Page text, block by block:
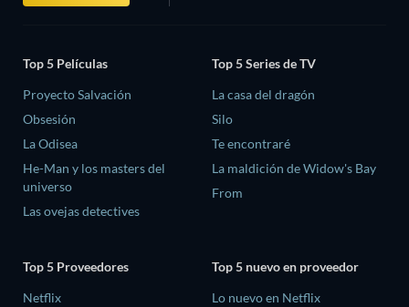
Top 5 Películas
Proyecto Salvación
Obsesión
La Odisea
He-Man y los masters del
universo
Las ovejas detectives
Top 5 Series de TV
La casa del dragón
Silo
Te encontraré
La maldición de Widow's Bay
From
Top 5 Proveedores
Netflix
Top 5 nuevo en proveedor
Lo nuevo en Netflix